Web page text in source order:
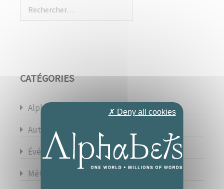
CATÉGORIES
Alphabets
Autres
Événements
Métiers de la traduction
✗ Deny all cookies